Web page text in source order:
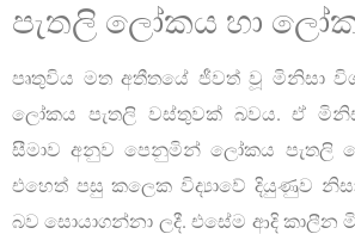
පැතලි ලෝකය හා
පෘතුවිය මත අතීතයේ ජීවත් වූ මිනිසා
ලෝකය පැතලි වස්තුවක් බවය. ඒ
සීමාව අනුව පෙනුමින් ලෝකය පැතලි
එහෙත් පසු කලෙක විද්‍යාවේ දියුණුව
බව සොයාගන්නා ලදී. එසේම ආදි කාලීන